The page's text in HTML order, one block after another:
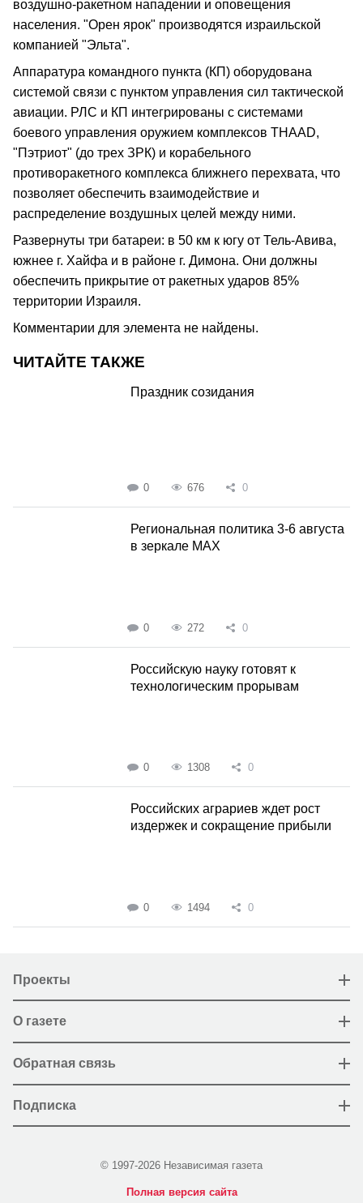
воздушно-ракетном нападении и оповещения
населения. "Орен ярок" производятся израильской
компанией "Эльта".
Аппаратура командного пункта (КП) оборудована
системой связи с пунктом управления сил тактической
авиации. РЛС и КП интегрированы с системами
боевого управления оружием комплексов THAAD,
"Пэтриот" (до трех ЗРК) и корабельного
противоракетного комплекса ближнего перехвата, что
позволяет обеспечить взаимодействие и
распределение воздушных целей между ними.
Развернуты три батареи: в 50 км к югу от Тель-Авива,
южнее г. Хайфа и в районе г. Димона. Они должны
обеспечить прикрытие от ракетных ударов 85%
территории Израиля.
Комментарии для элемента не найдены.
ЧИТАЙТЕ ТАКЖЕ
Праздник созидания
0 676 0
Региональная политика 3-6 августа
в зеркале MAX
0 272 0
Российскую науку готовят к
технологическим прорывам
0 1308 0
Российских аграриев ждет рост
издержек и сокращение прибыли
0 1494 0
Проекты
О газете
Обратная связь
Подписка
© 1997-2026 Независимая газета
Полная версия сайта